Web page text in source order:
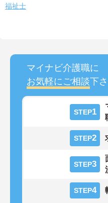
福祉士
マイナビ介護職に
お気軽にご相談下さ
STEP1
STEP2
STEP3
STEP4